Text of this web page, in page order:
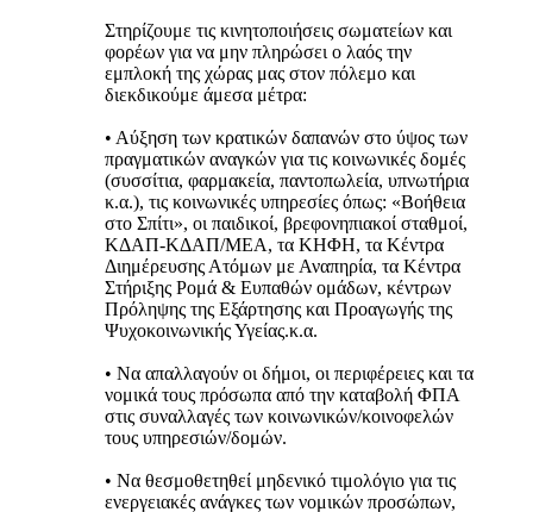
Στηρίζουμε τις κινητοποιήσεις σωματείων και
φορέων για να μην πληρώσει ο λαός την
εμπλοκή της χώρας μας στον πόλεμο και
διεκδικούμε άμεσα μέτρα:
• Αύξηση των κρατικών δαπανών στο ύψος των
πραγματικών αναγκών για τις κοινωνικές δομές
(συσσίτια, φαρμακεία, παντοπωλεία, υπνωτήρια
κ.α.), τις κοινωνικές υπηρεσίες όπως: «Βοήθεια
στο Σπίτι», οι παιδικοί, βρεφονηπιακοί σταθμοί,
ΚΔΑΠ-ΚΔΑΠ/ΜΕΑ, τα ΚΗΦΗ, τα Κέντρα
Διημέρευσης Ατόμων με Αναπηρία, τα Κέντρα
Στήριξης Ρομά & Ευπαθών ομάδων, κέντρων
Πρόληψης της Εξάρτησης και Προαγωγής της
Ψυχοκοινωνικής Υγείας.κ.α.
• Να απαλλαγούν οι δήμοι, οι περιφέρειες και τα
νομικά τους πρόσωπα από την καταβολή ΦΠΑ
στις συναλλαγές των κοινωνικών/κοινοφελών
τους υπηρεσιών/δομών.
• Να θεσμοθετηθεί μηδενικό τιμολόγιο για τις
ενεργειακές ανάγκες των νομικών προσώπων,